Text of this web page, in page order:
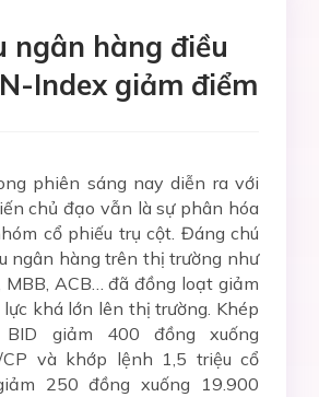
ngân hàng điều
Index giảm điểm
phiên sáng nay diễn ra với
chủ đạo vẫn là sự phân hóa
cổ phiếu trụ cột. Đáng chú
ngân hàng trên thị trường như
MBB, ACB… đã đồng loạt giảm
khá lớn lên thị trường. Khép
BID giảm 400 đồng xuống
CP và khớp lệnh 1,5 triệu cổ
250 đồng xuống 19.900